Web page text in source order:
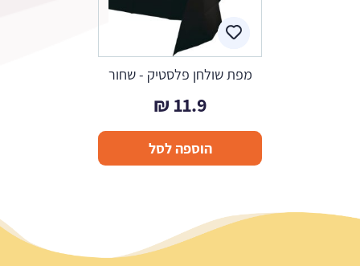
מפת שולחן פלסטיק - שחור
11.9
₪
הוספה לסל